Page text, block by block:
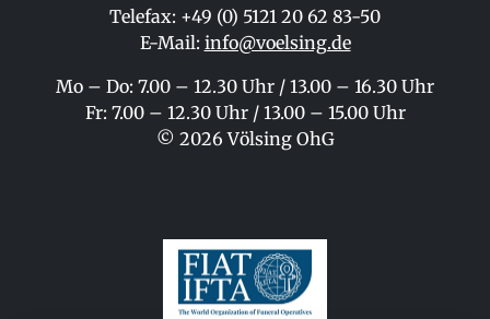
Telefax: +49 (0) 5121 20 62 83-50
E-Mail: info@voelsing.de
Mo – Do: 7.00 – 12.30 Uhr / 13.00 – 16.30 Uhr
Fr: 7.00 – 12.30 Uhr / 13.00 – 15.00 Uhr
© 2026 Völsing OhG